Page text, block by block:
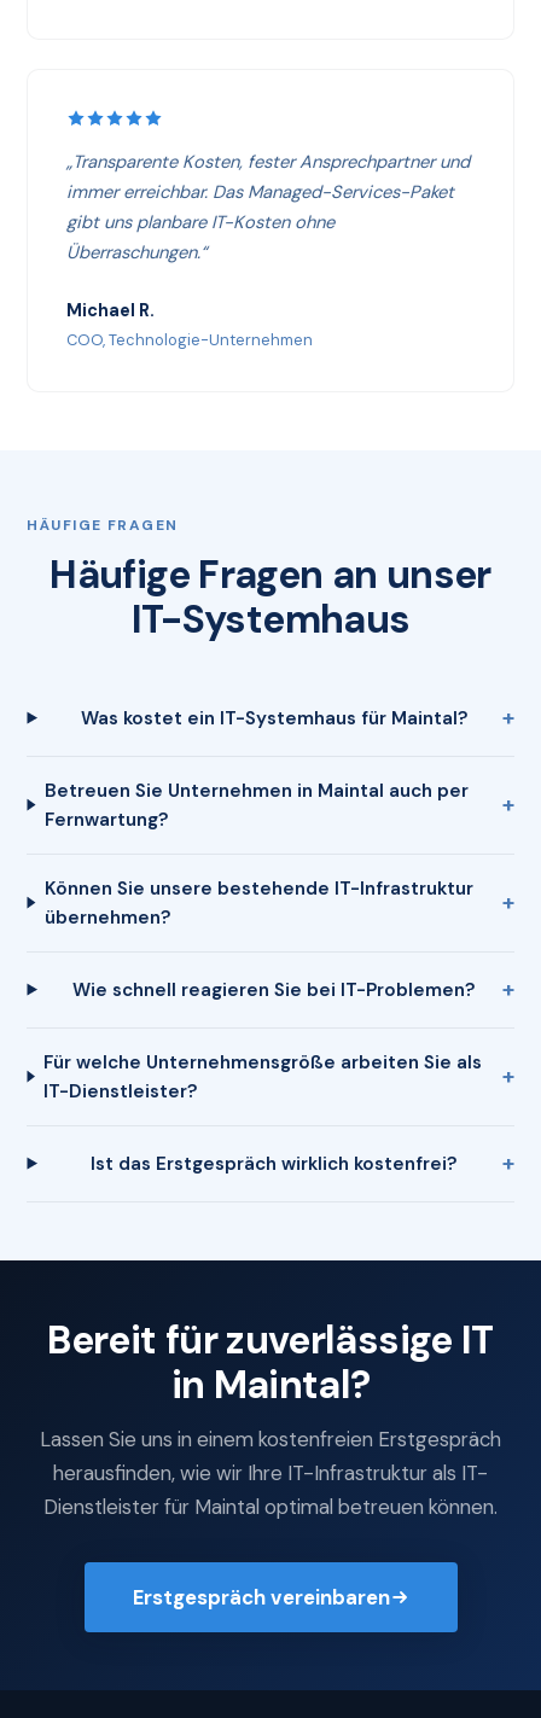
„Transparente Kosten, fester Ansprechpartner und
immer erreichbar. Das Managed-Services-Paket
gibt uns planbare IT-Kosten ohne
Überraschungen.“
Michael R.
COO, Technologie-Unternehmen
HÄUFIGE FRAGEN
Häufige Fragen an unser
IT-Systemhaus
Was kostet ein IT-Systemhaus für Maintal?
Betreuen Sie Unternehmen in Maintal auch per
Fernwartung?
Können Sie unsere bestehende IT-Infrastruktur
übernehmen?
Wie schnell reagieren Sie bei IT-Problemen?
Für welche Unternehmensgröße arbeiten Sie als
IT-Dienstleister?
Ist das Erstgespräch wirklich kostenfrei?
Bereit für zuverlässige IT
in Maintal?
Lassen Sie uns in einem kostenfreien Erstgespräch
herausfinden, wie wir Ihre IT-Infrastruktur als IT-
Dienstleister für Maintal optimal betreuen können.
Erstgespräch vereinbaren